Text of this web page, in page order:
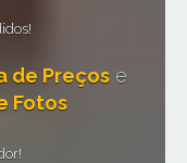
de Preçose
Fotos